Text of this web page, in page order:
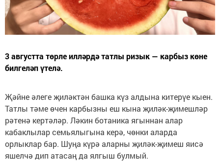
3 августта төрле илләрдә татлы ризык — карбыз көне
билгеләп үтелә.
Җәйне әлеге җиләктән башка күз алдына китерүе кыен.
Татлы тәме өчен карбызны еш кына җиләк-җимешләр
рәтенә кертәләр. Ләкин ботаника ягыннан алар
кабаклылар семьялыгына керә, чөнки аларда
орлыклар бар. Шуңа күрә аларны җиләк-җимеш яисә
яшелчә дип атасаң да ялгыш булмый.